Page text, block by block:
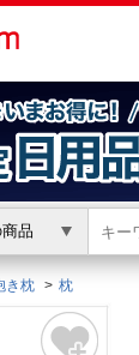
品
き枕 枕